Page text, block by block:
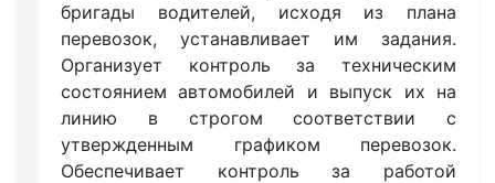
бригады водителей, исходя из плана
перевозок, устанавливает им задания.
Организует контроль за техническим
состоянием автомобилей и выпуск их на
линию в строгом соответствии с
утвержденным графиком перевозок.
Обеспечивает контроль за работой